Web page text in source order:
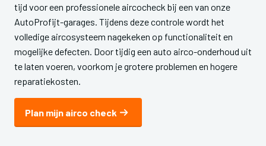
tijd voor een professionele aircocheck bij een van onze
AutoProfijt-garages. Tijdens deze controle wordt het
volledige aircosysteem nagekeken op functionaliteit en
mogelijke defecten. Door tijdig een auto airco-onderhoud uit
te laten voeren, voorkom je grotere problemen en hogere
reparatiekosten.
Plan mijn airco check